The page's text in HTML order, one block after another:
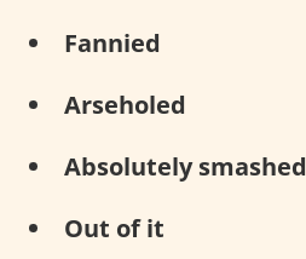
Fannied
Arseholed
Absolutely smashed
Out of it